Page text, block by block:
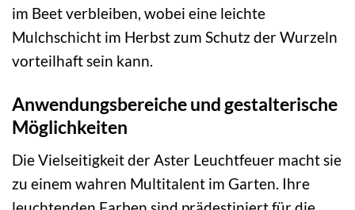
im Beet verbleiben, wobei eine leichte
Mulchschicht im Herbst zum Schutz der Wurzeln
vorteilhaft sein kann.
Anwendungsbereiche und gestalterische
Möglichkeiten
Die Vielseitigkeit der Aster Leuchtfeuer macht sie
zu einem wahren Multitalent im Garten. Ihre